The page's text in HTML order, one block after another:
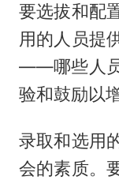
要选拔和配
用的人员提
——哪些人员
验和鼓励以
录取和选用
会的素质。